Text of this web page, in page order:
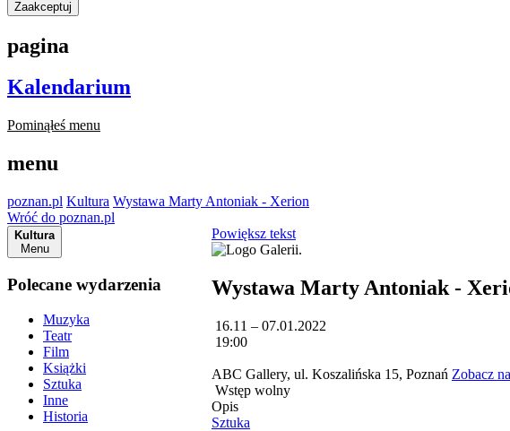
Zaakceptuj
pagina
Kalendarium
Pominąłeś menu
menu
poznan.pl Kultura Wystawa Marty Antoniak - Xerion
Wróć do poznan.pl
Kultura
Menu
Polecane wydarzenia
Muzyka
Teatr
Film
Książki
Sztuka
Inne
Historia
Powiększ tekst
Wystawa Marty Antoniak -
16.11 – 07.01.2022
19:00
ABC Gallery, ul. Koszalińska 15, Poznań Zobacz
Wstęp wolny
Opis
Sztuka